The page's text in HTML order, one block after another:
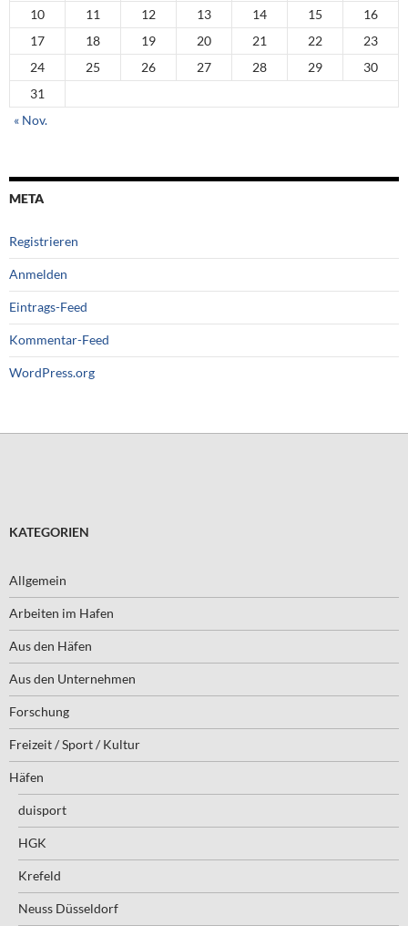
10 11 12 13 14 15
16
17
18 19 20 21 22
23
24
25 26 27 28 29
30
31
« Nov.
META
Registrieren
Anmelden
Eintrags-Feed
Kommentar-Feed
WordPress.org
KATEGORIEN
Allgemein
Arbeiten im Hafen
Aus den Häfen
Aus den Unternehmen
Forschung
Freizeit / Sport / Kultur
Häfen
duisport
HGK
Krefeld
Neuss Düsseldorf